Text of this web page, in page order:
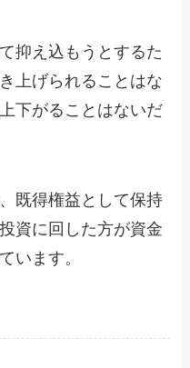
抑え込もうとするた
上げられることはな
下がることはないだ
既得権益として保持
資に回した方が資金
います。